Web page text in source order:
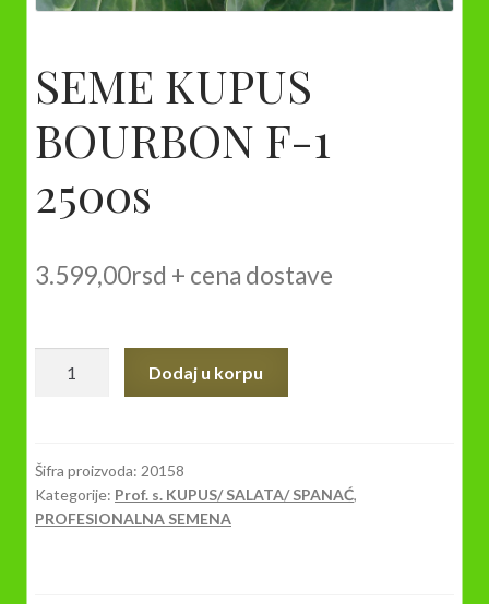
SEME KUPUS
BOURBON F-1
2500s
3.599,00rsd + cena dostave
1
2500s
količina
Dodaj u korpu
Šifra proizvoda: 20158
Kategorije: Prof. s. KUPUS/ SALATA/ SPANAĆ,
PROFESIONALNA SEMENA